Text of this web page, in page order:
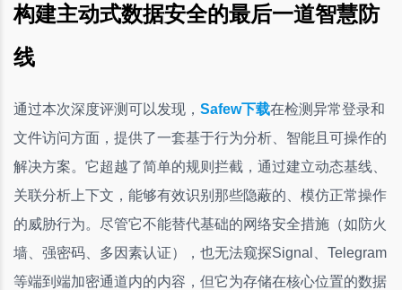
构建主动式数据安全的最后一道智慧防
线
通过本次深度评测可以发现， Safew下载在检测异常登录和
文件访问方面，提供了一套基于行为分析、智能且可操作的
解决方案。它超越了简单的规则拦截，通过建立动态基线、
关联分析上下文，能够有效识别那些隐蔽的、模仿正常操作
的威胁行为。尽管它不能替代基础的网络安全措施（如防火
墙、强密码、多因素认证），也无法窥探Signal、Telegram
等端到端加密通道内的内容，但它为存储在核心位置的数据